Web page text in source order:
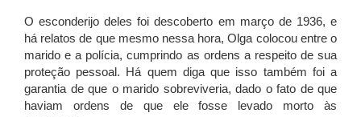
O esconderijo deles foi descoberto em março de 1936, e
há relatos de que mesmo nessa hora, Olga colocou entre o
marido e a polícia, cumprindo as ordens a respeito de sua
proteção pessoal. Há quem diga que isso também foi a
garantia de que o marido sobreviveria, dado o fato de que
haviam ordens de que ele fosse levado morto às